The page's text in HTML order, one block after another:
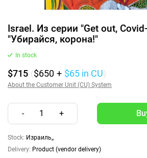
Israel. Из серии "Get out,
"Убирайся, корона!"
In stock
$715 ($650 + $65 in CU)
About the Customer Unit (CU) System
- 1 +
Stock: Израиль,,
Delivery: Product (vendor delivery)